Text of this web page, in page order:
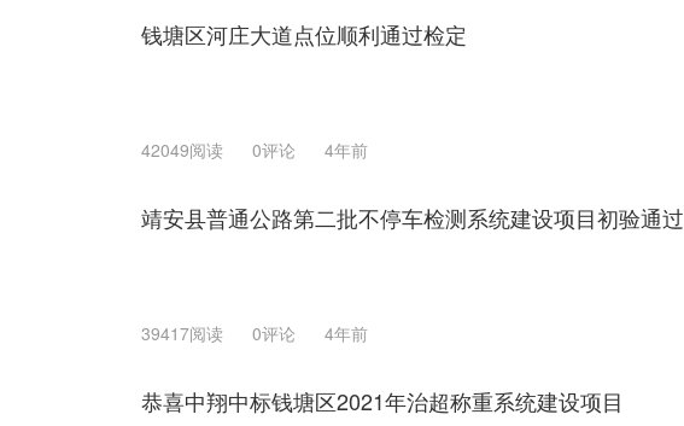
钱塘区河庄大道点位顺利通过检定
42049阅读 0评论 4年前
靖安县普通公路第二批不停车检测系统建设项目初验通过
39417阅读 0评论 4年前
恭喜中翔中标钱塘区2021年治超称重系统建设项目